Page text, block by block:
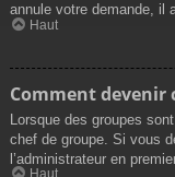
annule votre demande, il
Haut
Comment devenir
Lorsque des groupes
chef de groupe. Si vous
l’administrateur en